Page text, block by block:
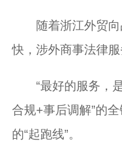
随着浙江外贸向
快，涉外商事法律服
“最好的服务，是
合规+事后调解”的
的“起跑线”。